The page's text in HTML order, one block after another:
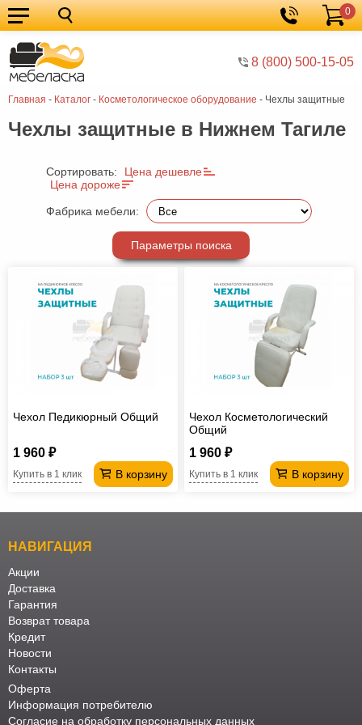
8 (800) 500-15-05
Корзина
0
Главная - Каталог - Косметологическое оборудование - Чехлы защитные
Кухонные
гарнитуры
Мебель
для
кухни
Мебель
для
спальни
Кровати
Шкафы
Детская
гостиную
Столы
под
компьютер
Мебель
для
ванной
Мебель
трансформер
Матрасы
Кресла-
мешки
Мебель
из
ротанга
Садовая
мебель
Косметологическое
оборудование
Чехлы защитные в Нижнем Тагиле
Сортировать:
Цена дешевле
Цена дороже
Фабрика мебели:
Параметры поиска
Чехол Педикюрный Общий
1 960 ₽
В корзину
Купить в 1 клик
Чехол Косметологический
Общий
1 960 ₽
В корзину
Купить в 1 клик
НАВИГАЦИЯ
Акции
Доставка
Гарантия
Возврат товара
Кредит
Новости
Контакты
Оферта
Информация потребителю
Согласие на обработку персональных данных